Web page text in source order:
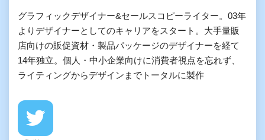
グラフィックデザイナー&セールスコピーライター。03年
よりデザイナーとしてのキャリアをスタート。大手量販
店向けの販促資材・製品パッケージのデザイナーを経て
14年独立。個人・中小企業向けに消費者視点を忘れず、
ライティングからデザインまでトータルに製作